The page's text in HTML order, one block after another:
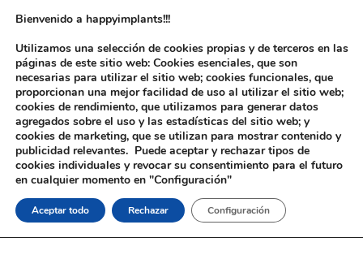
Inicio/Implantología/Aditamentos Analógicos/3i®
Osseotite®/ Tapón Cierre 3i® Osseotite®
Bienvenido a happyimplants!!!
Utilizamos una selección de cookies propias y de terceros en las
páginas de este sitio web: Cookies esenciales, que son
necesarias para utilizar el sitio web; cookies funcionales, que
proporcionan una mejor facilidad de uso al utilizar el sitio web;
cookies de rendimiento, que utilizamos para generar datos
agregados sobre el uso y las estadísticas del sitio web; y
cookies de marketing, que se utilizan para mostrar contenido y
publicidad relevantes. Puede aceptar y rechazar tipos de
cookies individuales y revocar su consentimiento para el futuro
en cualquier momento en "Configuración"
Aceptar todo Rechazar Configuración